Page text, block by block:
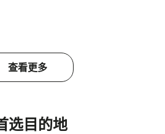
查看更多
选目的地